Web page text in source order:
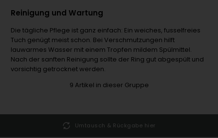
Reinigung und Wartung
Die tägliche Pflege ist ganz einfach: Ein weiches, fusselfreies
Tuch genügt meist schon. Bei Verschmutzungen hilft
lauwarmes Wasser mit einem Tropfen mildem Spülmittel.
Nach der sanften Reinigung sollte der Ring gut abgespült und
vorsichtig getrocknet werden.
9 Artikel in dieser Gruppe
Umtausch & Rückgabe hier